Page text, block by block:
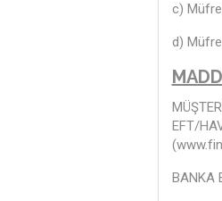
c)
d)
EFT/
(